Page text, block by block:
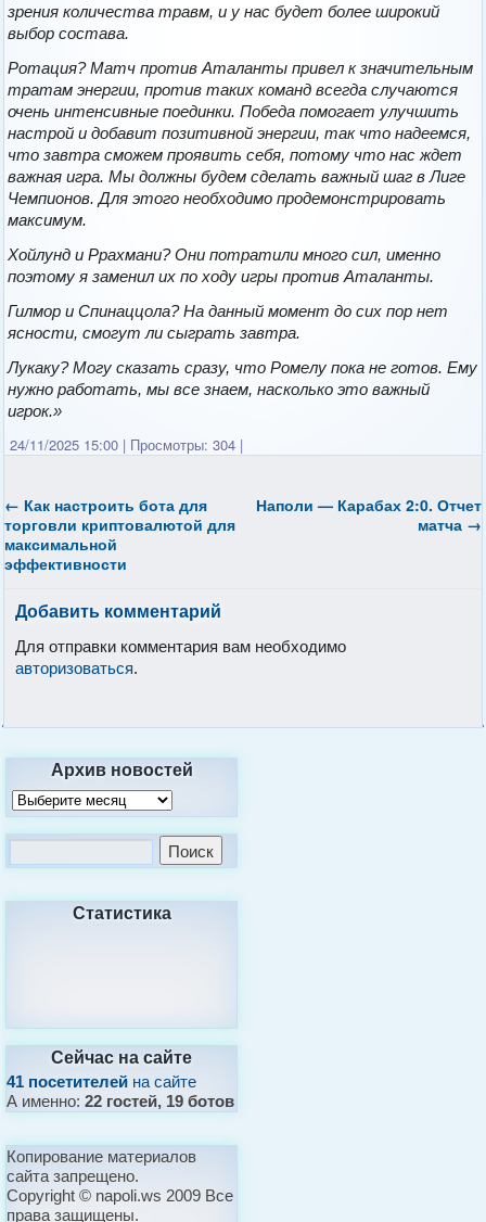
зрения количества травм, и у нас будет более широкий
выбор состава.
Ротация? Матч против Аталанты привел к значительным
тратам энергии, против таких команд всегда случаются
очень интенсивные поединки. Победа помогает улучшить
настрой и добавит позитивной энергии, так что надеемся,
что завтра сможем проявить себя, потому что нас ждет
важная игра. Мы должны будем сделать важный шаг в Лиге
Чемпионов. Для этого необходимо продемонстрировать
максимум.
Хойлунд и Ррахмани? Они потратили много сил, именно
поэтому я заменил их по ходу игры против Аталанты.
Гилмор и Спинаццола? На данный момент до сих пор нет
ясности, смогут ли сыграть завтра.
Лукаку? Могу сказать сразу, что Ромелу пока не готов. Ему
нужно работать, мы все знаем, насколько это важный
игрок.»
24/11/2025 15:00 | Просмотры: 304 |
← Как настроить бота для
торговли криптовалютой для
максимальной
эффективности
Наполи — Карабах 2:0. Отчет
матча →
Добавить комментарий
Для отправки комментария вам необходимо
авторизоваться.
Архив новостей
Статистика
Сейчас на сайте
41 посетителей на сайте
А именно:22 гостей, 19 ботов
Копирование материалов
сайта запрещено.
Copyright © napoli.ws 2009 Все
права защищены.